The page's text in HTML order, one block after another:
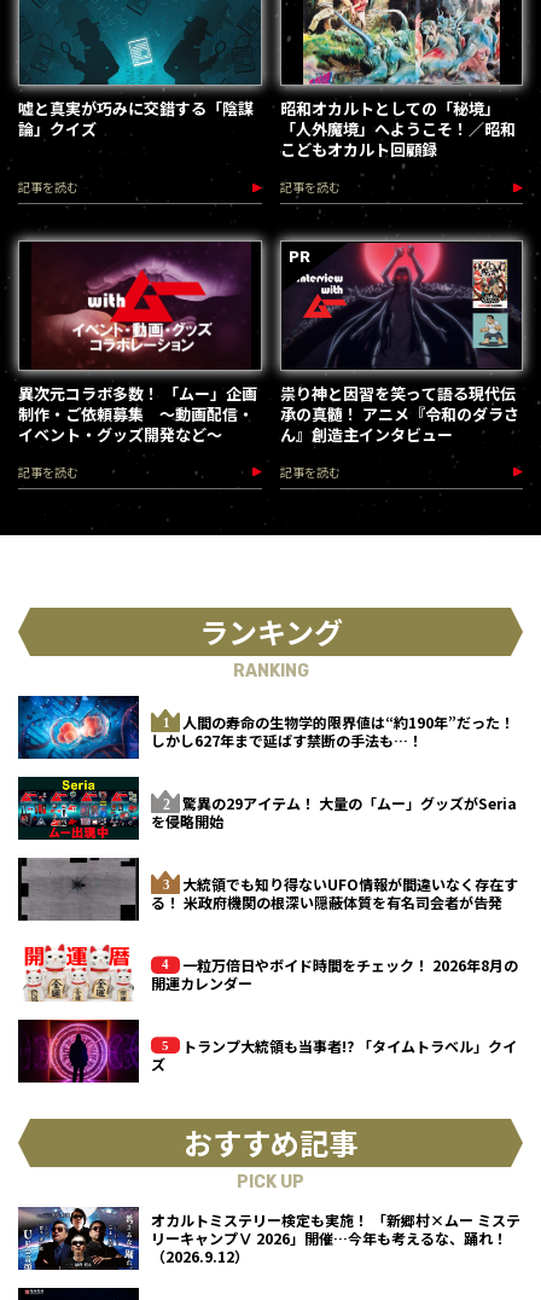
嘘と真実が巧みに交錯する「陰謀
論」クイズ
記事を読む
昭和オカルトとしての「秘境」
「人外魔境」へようこそ！／昭和
こどもオカルト回顧録
記事を読む
異次元コラボ多数！ 「ムー」企画
制作・ご依頼募集 ～動画配信・
イベント・グッズ開発など～
記事を読む
祟り神と因習を笑って語る現代伝
承の真髄！ アニメ『令和のダラさ
ん』創造主インタビュー
記事を読む
ランキング
RANKING
人間の寿命の生物学的限界値は“約190年”だった！
しかし627年まで延ばす禁断の手法も…！
驚異の29アイテム！ 大量の「ムー」グッズがSeria
を侵略開始
大統領でも知り得ないUFO情報が間違いなく存在す
る！ 米政府機関の根深い隠蔽体質を有名司会者が告発
一粒万倍日やボイド時間をチェック！ 2026年8月の
開運カレンダー
トランプ大統領も当事者!? 「タイムトラベル」クイ
ズ
おすすめ記事
PICK UP
オカルトミステリー検定も実施！ 「新郷村×ムー ミステ
リーキャンプⅤ 2026」開催…今年も考えるな、踊れ！
（2026.9.12）